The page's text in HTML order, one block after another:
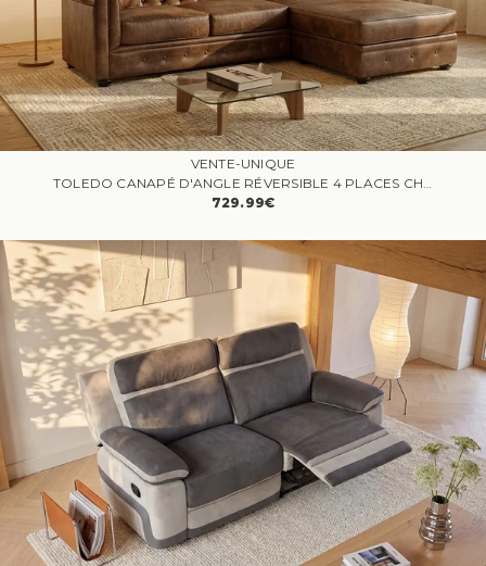
VENTE-UNIQUE
TOLEDO CANAPÉ D'ANGLE RÉVERSIBLE 4 PLACES CHESTERFIELD MICROFIBRE VIEILLIE MARRON
729.99€